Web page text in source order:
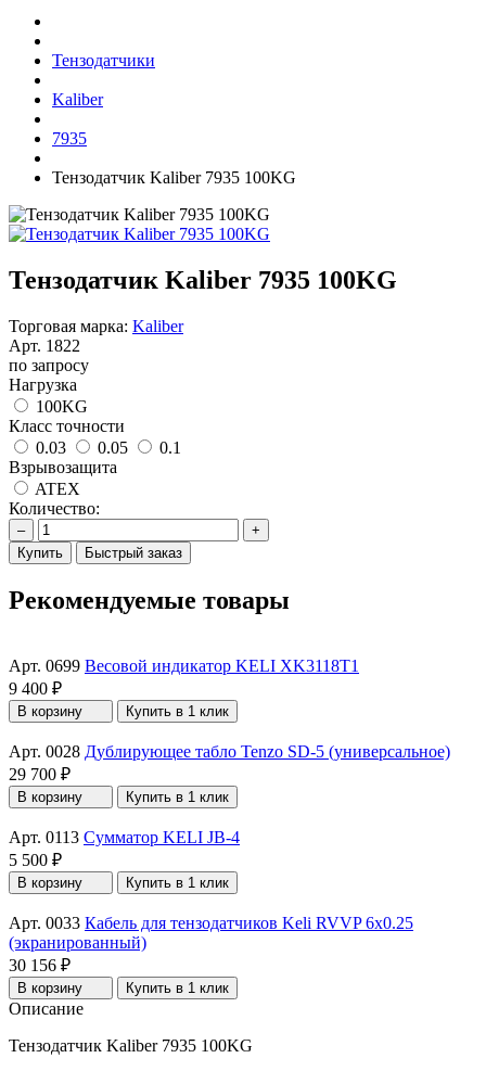
Тензодатчики
Kaliber
7935
Тензодатчик Kaliber 7935 100KG
Тензодатчик Kaliber 7935 100KG
Торговая марка: Kaliber
Арт. 1822
по запросу
Нагрузка
100KG
Класс точности
0.03
0.05
0.1
Взрывозащита
ATEX
Количество:
–
+
Купить
Быстрый заказ
Рекомендуемые товары
Арт. 0699 Весовой индикатор KELI XK3118T1
9 400 ₽
В корзину Купить в 1 клик
Арт. 0028 Дублирующее табло Tenzo SD-5 (универсальное)
29 700 ₽
В корзину Купить в 1 клик
Арт. 0113 Сумматор KELI JB-4
5 500 ₽
В корзину Купить в 1 клик
Арт. 0033 Кабель для тензодатчиков Keli RVVP 6x0.25
(экранированный)
30 156 ₽
В корзину Купить в 1 клик
Описание
Тензодатчик Kaliber 7935 100KG